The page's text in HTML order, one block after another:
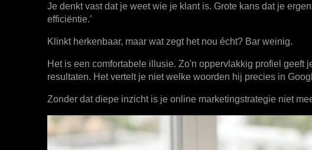
Je denkt vast dat je weet wie je klant is. Grote kans dat je
efficiëntie.’
Klinkt herkenbaar, maar wat zegt het nou écht? Bar weinig.
Het is een comfortabele illusie. Zo'n oppervlakkig profiel geeft
resultaten. Het vertelt je niet welke woorden hij precies in
Zonder dat diepe inzicht is je online marketingstrategie niet